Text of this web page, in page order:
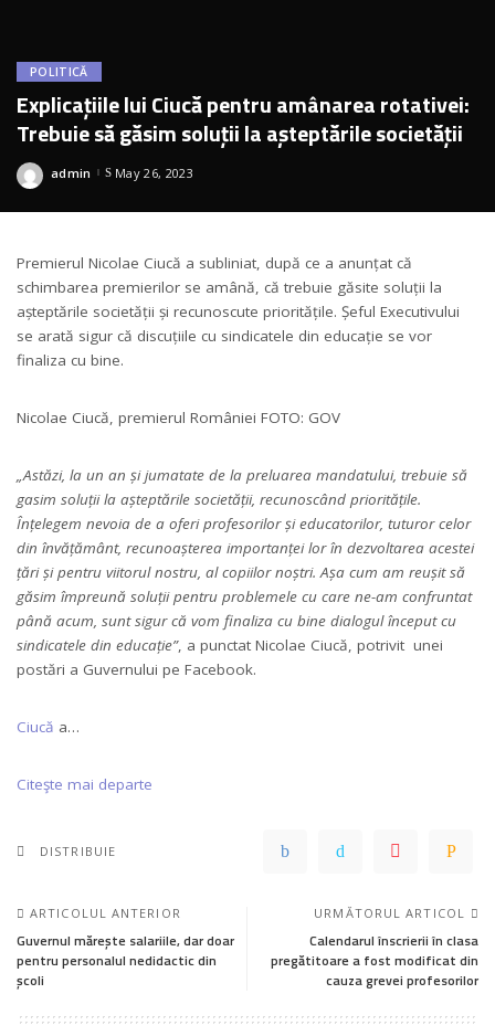
POLITICĂ
Explicațiile lui Ciucă pentru amânarea rotativei:
Trebuie să găsim soluții la așteptările societății
Posted
admin May 26, 2023
Premierul Nicolae Ciucă a subliniat, după ce a anunțat că
schimbarea premierilor se amână, că trebuie găsite soluții la
așteptările societății și recunoscute prioritățile. Șeful Executivului
se arată sigur că discuțiile cu sindicatele din educație se vor
finaliza cu bine.
Nicolae Ciucă, premierul României FOTO: GOV
„Astăzi, la un an și jumatate de la preluarea mandatului, trebuie să
gasim soluții la așteptările societății, recunoscând prioritățile.
Înțelegem nevoia de a oferi profesorilor și educatorilor, tuturor celor
din învățământ, recunoașterea importanței lor în dezvoltarea acestei
țări și pentru viitorul nostru, al copiilor noștri. Așa cum am reușit să
găsim împreună soluții pentru problemele cu care ne-am confruntat
până acum, sunt sigur că vom finaliza cu bine dialogul început cu
sindicatele din educație”, a punctat Nicolae Ciucă, potrivit unei
postări a Guvernului pe Facebook.
Ciucă a…
Citeşte mai departe
DISTRIBUIE
ARTICOLUL ANTERIOR
Guvernul mărește salariile, dar doar
pentru personalul nedidactic din
școli
URMĂTORUL ARTICOL
Calendarul înscrierii în clasa
pregătitoare a fost modificat din
cauza grevei profesorilor